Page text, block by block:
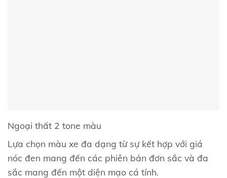
Ngoại thất 2 tone màu
Lựa chọn màu xe đa dạng từ sự kết hợp với giá
nóc đen mang đến các phiên bản đơn sắc và đa
sắc mang đến một diện mạo cá tính.